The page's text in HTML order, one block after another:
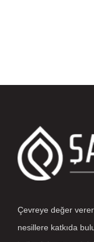
Çevreye değer
nesillere katkıda